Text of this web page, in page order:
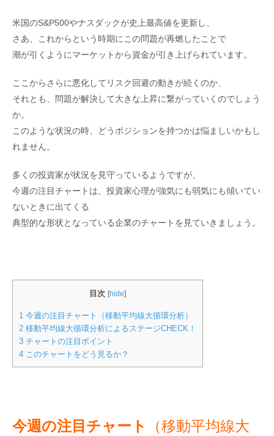
米国のS&P500やナスダックが史上最高値を更新し、
さあ、これからという時期にこの問題が再燃したことで
潮が引くようにマーケットから資金が引き上げられています。
ここからさらに悪化してリスク回避の動きが続くのか、
それとも、問題が解決して大きな上昇に繋がっていくのでしょう
か。
このような状況の時、どうポジションを持つかは悩ましいかもし
れません。
多くの投資家が状況を見守っているようですが、
今週の注目チャートは、投資家心理が強気にも弱気にも傾いてい
ないときに出てくる
典型的な形状となっている企業のチャートを見ていきましょう。
目次 [hide]
1 今週の注目チャート（移動平均線大循環分析）
2 移動平均線大循環分析によるステージCHECK！
3 チャートの注目ポイント
4 このチャートをどう見るか？
今週の注目チャート
（移動平均線大